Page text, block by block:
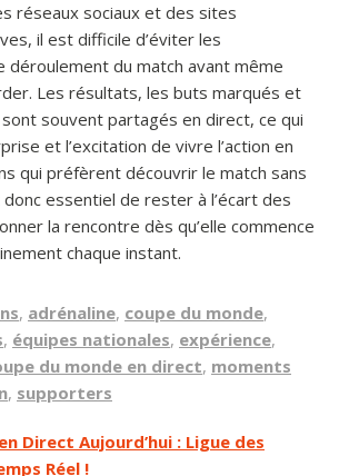
réseaux sociaux et des sites
il est difficile d’éviter les
déroulement du match avant même
Les résultats, les buts marqués et
souvent partagés en direct, ce qui
et l’excitation de vivre l’action en
qui préfèrent découvrir le match sans
donc essentiel de rester à l’écart des
la rencontre dès qu’elle commence
chaque instant.
, adrénaline, coupe du monde,
, équipes nationales, expérience,
du monde en direct, moments
, supporters
Direct Aujourd’hui : Ligue des
Réel !